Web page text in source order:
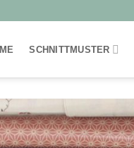
SCHNITTMUSTER